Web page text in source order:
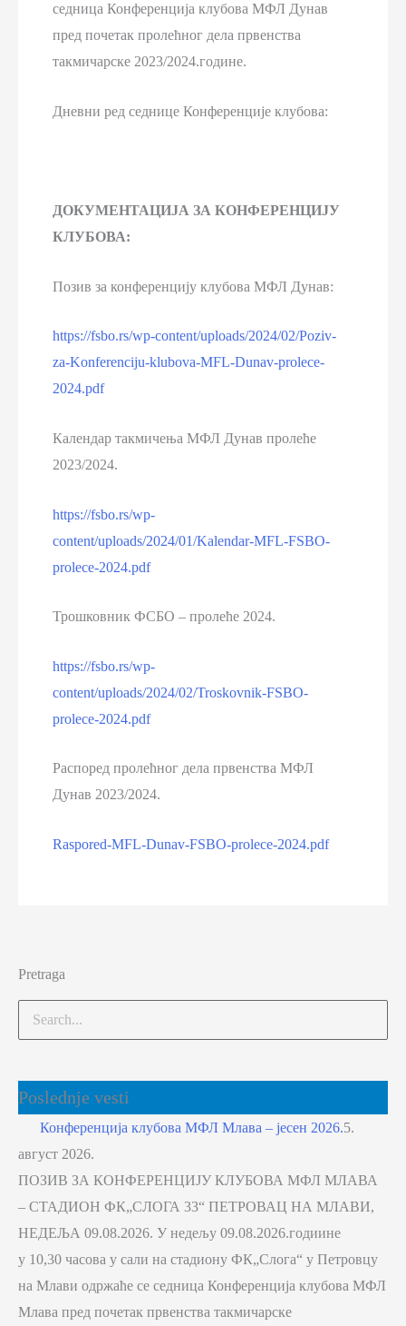
седница Конференција клубова МФЛ Дунав
пред почетак пролећног дела првенства
такмичарске 2023/2024.године.
Дневни ред седнице Конференције клубова:
ДОКУМЕНТАЦИЈА ЗА КОНФЕРЕНЦИЈУ
КЛУБОВА:
Позив за конференцију клубова МФЛ Дунав:
https://fsbo.rs/wp-content/uploads/2024/02/Poziv-
za-Konferenciju-klubova-MFL-Dunav-prolece-
2024.pdf
Календар такмичења МФЛ Дунав пролеће
2023/2024.
https://fsbo.rs/wp-
content/uploads/2024/01/Kalendar-MFL-FSBO-
prolece-2024.pdf
Трошковник ФСБО – пролеће 2024.
https://fsbo.rs/wp-
content/uploads/2024/02/Troskovnik-FSBO-
prolece-2024.pdf
Распоред пролећног дела првенства МФЛ
Дунав 2023/2024.
Raspored-MFL-Dunav-FSBO-prolece-2024.pdf
Pretraga
Poslednje vesti
Конференција клубова МФЛ Млава – јесен 2026.5.
август 2026.
ПОЗИВ ЗА КОНФЕРЕНЦИЈУ КЛУБОВА МФЛ МЛАВА
– СТАДИОН ФК„СЛОГА 33“ ПЕТРОВАЦ НА МЛАВИ,
НЕДЕЉА 09.08.2026. У недељу 09.08.2026.годиине
у 10,30 часова у сали на стадиону ФК„Слога“ у Петровцу
на Млави одржаће се седница Конференција клубова МФЛ
Млава пред почетак првенства такмичарске